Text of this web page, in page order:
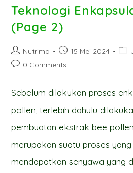
(page
1)
Teknologi
(Page 2)
Post
author:
Nutrima
Post
published:
15 Mei 2024
Post
Post0 Comments
Sebelum dilakukan proses
pollen, terlebih dahulu
pembuatan ekstrak bee
merupakan suatu proses
mendapatkan senyawa yang